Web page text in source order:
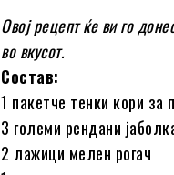
Овој рецепт ќе ви го
во вкусот.
Состав:
1 пакетче тенки кори за
3 големи рендани
2 лажици мелен рогач